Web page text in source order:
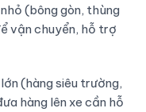
(bông gòn, thùng
vận chuyển, hỗ trợ
(hàng siêu trường,
hàng lên xe cần hỗ